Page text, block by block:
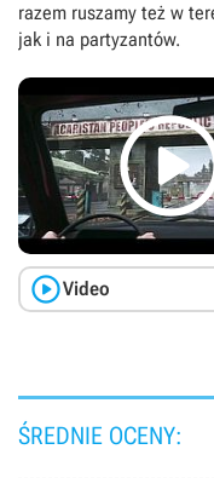
razem ruszamy też w
jak i na partyzantów.
Video
ŚREDNIE OCENY: